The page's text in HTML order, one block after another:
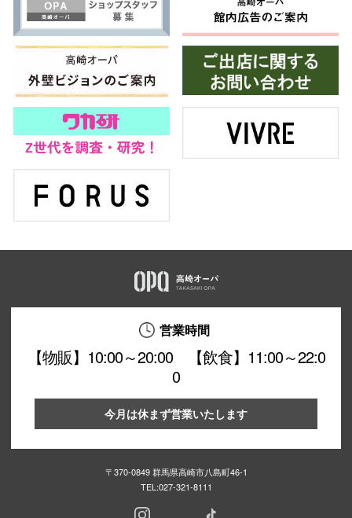
営業時間
【物販】10:00～20:00 【飲食】11:00～22:0
0
今月は休まず営業いたします
〒370-0849 群馬県高崎市八島町46-1
TEL:027-321-8111